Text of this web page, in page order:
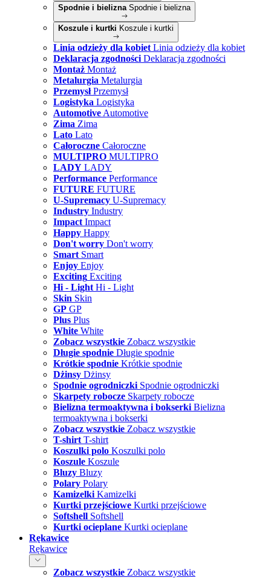
Spodnie i bielizna Spodnie i bielizna
Koszule i kurtki Koszule i kurtki
Linia odzieży dla kobiet Linia odzieży dla kobiet
Deklaracja zgodności Deklaracja zgodności
Montaż Montaż
Metalurgia Metalurgia
Przemysł Przemysł
Logistyka Logistyka
Automotive Automotive
Zima Zima
Lato Lato
Całoroczne Całoroczne
MULTIPRO MULTIPRO
LADY LADY
Performance Performance
FUTURE FUTURE
U-Supremacy U-Supremacy
Industry Industry
Impact Impact
Happy Happy
Don't worry Don't worry
Smart Smart
Enjoy Enjoy
Exciting Exciting
Hi - Light Hi - Light
Skin Skin
GP GP
Plus Plus
White White
Zobacz wszystkie Zobacz wszystkie
Długie spodnie Długie spodnie
Krótkie spodnie Krótkie spodnie
Dżinsy Dżinsy
Spodnie ogrodniczki Spodnie ogrodniczki
Skarpety robocze Skarpety robocze
Bielizna termoaktywna i bokserki Bielizna
termoaktywna i bokserki
Zobacz wszystkie Zobacz wszystkie
T-shirt T-shirt
Koszulki polo Koszulki polo
Koszule Koszule
Bluzy Bluzy
Polary Polary
Kamizelki Kamizelki
Kurtki przejściowe Kurtki przejściowe
Softshell Softshell
Kurtki ocieplane Kurtki ocieplane
Rękawice
Rękawice
Zobacz wszystkie Zobacz wszystkie